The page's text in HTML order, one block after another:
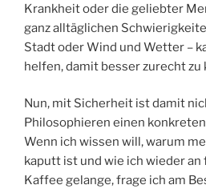
Krankheit oder die geliebter
ganz alltäglichen
Stadt oder Wind und Wetter –
helfen, damit besser zurecht zu
Nun, mit Sicherheit ist damit
Philosophieren einen
Wenn ich wissen will, warum
kaputt ist und wie ich wieder
Kaffee gelange, frage ich am